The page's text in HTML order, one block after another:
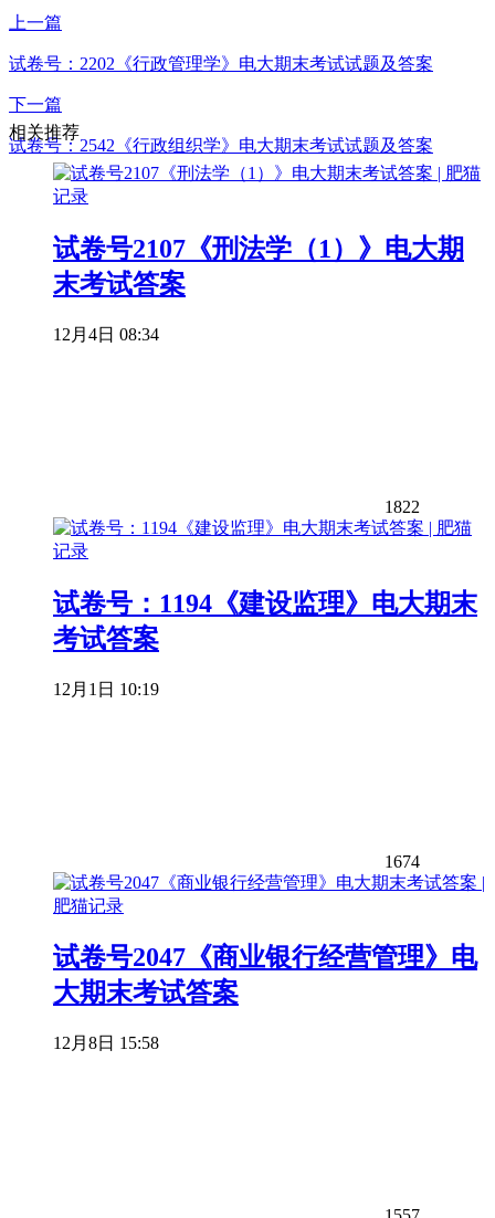
上一篇
试卷号：2202《行政管理学》电大期末考试试题及答案
下一篇
试卷号：2542《行政组织学》电大期末考试试题及答案
相关推荐
试卷号2107《刑法学（1）》电大期
末考试答案
12月4日 08:34
1822
试卷号：1194《建设监理》电大期末
考试答案
12月1日 10:19
1674
试卷号2047《商业银行经营管理》电
大期末考试答案
12月8日 15:58